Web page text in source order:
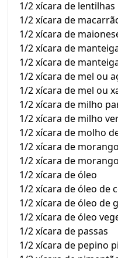
1/2 xícara de lentilhas
1/2 xícara de
1/2 xícara de
1/2 xícara de
1/2 xícara de
1/2 xícara de mel ou
1/2 xícara de mel ou
1/2 xícara de milho
1/2 xícara de milho
1/2 xícara de molho
1/2 xícara de
1/2 xícara de
1/2 xícara de óleo
1/2 xícara de óleo de
1/2 xícara de óleo de
1/2 xícara de óleo
1/2 xícara de passas
1/2 xícara de pepino